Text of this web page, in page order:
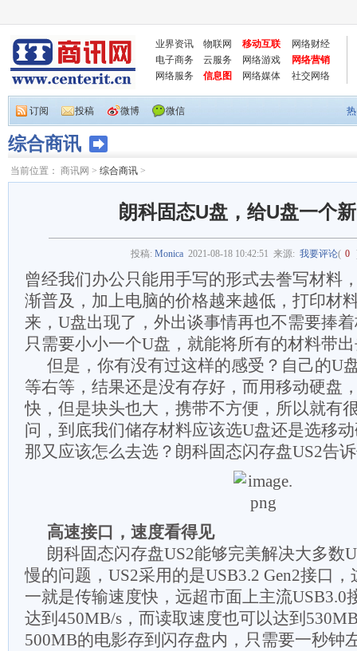
业界资讯 物联网 移动互联
网络财经
电子商务
云服务 网络游戏
网络营销
网络服务
信息图 网络媒体 社交网络
订阅 投稿 微博 微信
综合商讯
当前位置： 商讯网 > 综合商讯 >
朗科固态U盘，给U盘一个
投稿: Monica 2021-08-18 10:42:51 来源: 我要评论( 0
曾经我们办公只能用手写的形式去誊写材料
渐普及，加上电脑的价格越来越低，打印材
来，U盘出现了，外出谈事情再也不需要捧
只需要小小一个U盘，就能将所有的材料带
但是，你有没有过这样的感受？自己的U
等右等，结果还是没有存好，而用移动硬盘
快，但是块头也大，携带不方便，所以就有
问，到底我们储存材料应该选U盘还是选移
那又应该怎么去选？朗科固态闪存盘US2告
高速接口，速度看得见
朗科固态闪存盘US2能够完美解决大多数
慢的问题，US2采用的是USB3.2 Gen2接口
一就是传输速度快，远超市面上主流USB3.0
达到450MB/s，而读取速度也可以达到
500MB的电影存到闪存盘内，只需要一秒钟